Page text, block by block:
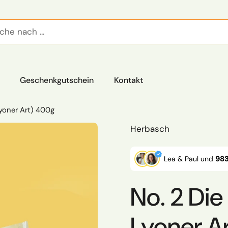
Geschenkgutschein Kontakt
Art) 400g
Herbasch
Lea & Paul und
No. 2